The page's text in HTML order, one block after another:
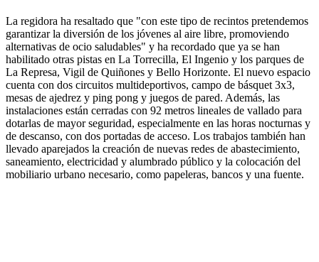
La regidora ha resaltado que "con este tipo de recintos pretendemos
garantizar la diversión de los jóvenes al aire libre, promoviendo
alternativas de ocio saludables" y ha recordado que ya se han
habilitado otras pistas en La Torrecilla, El Ingenio y los parques de
La Represa, Vigil de Quiñones y Bello Horizonte. El nuevo espacio
cuenta con dos circuitos multideportivos, campo de básquet 3x3,
mesas de ajedrez y ping pong y juegos de pared. Además, las
instalaciones están cerradas con 92 metros lineales de vallado para
dotarlas de mayor seguridad, especialmente en las horas nocturnas y
de descanso, con dos portadas de acceso. Los trabajos también han
llevado aparejados la creación de nuevas redes de abastecimiento,
saneamiento, electricidad y alumbrado público y la colocación del
mobiliario urbano necesario, como papeleras, bancos y una fuente.